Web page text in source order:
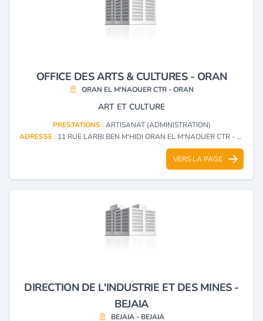
OFFICE DES ARTS & CULTURES - ORAN
ORAN EL M'NAOUER CTR - ORAN
ART ET CULTURE
PRESTATIONS :ARTISANAT (ADMINISTRATION)
ADRESSE : 11 RUE LARBI BEN M'HIDI ORAN EL M'NAOUER CTR - ORAN
VERS LA PAGE
DIRECTION DE L'INDUSTRIE ET DES MINES -
BEJAIA
BEJAIA - BEJAIA